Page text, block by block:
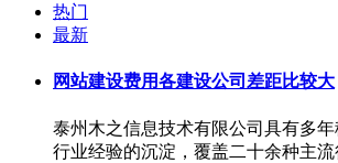
热门
最新
网站建设费用各建设公司差距比较大
泰州木之信息技术有限公司具有多
行业经验的沉淀，覆盖二十余种主流